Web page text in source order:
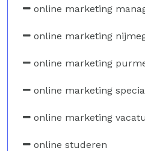
online marketing
online marketing
online marketing
online marketing
online marketing
online studeren